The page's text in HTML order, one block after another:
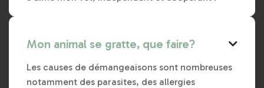
Mon animal se gratte, que faire? 
Les causes de démangeaisons sont nombreuses
notamment des parasites, des allergies